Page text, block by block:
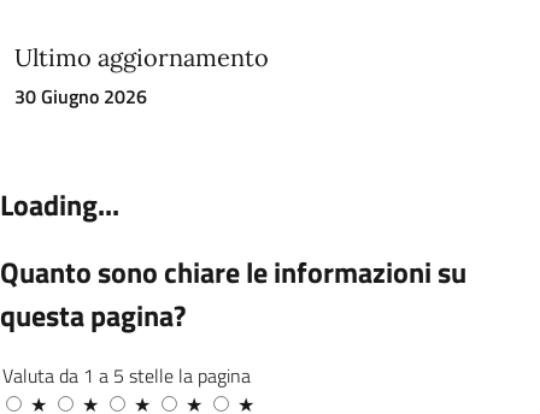
Ultimo aggiornamento
30 Giugno 2026